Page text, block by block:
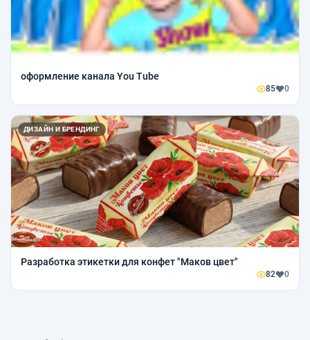
оформление канала You Tube
85 0
ДИЗАЙН И БРЕНДИНГ
Разработка этикетки для конфет "Маков цвет"
82 0